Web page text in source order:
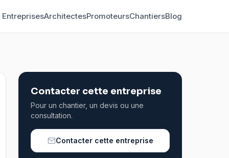
EntreprisesArchitectesPromoteursChantiersBlog
Contacter cette entreprise
Pour un chantier, un devis ou une
consultation.
Contacter cette entreprise